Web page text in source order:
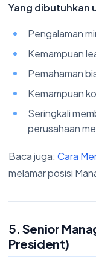
Yang dibutuhkan
Pengalaman
Kemampuan
Pemahaman
Kemampuan
Seringkali
perusahaan
Baca juga: Cara
melamar posisi
5. Senior
President)